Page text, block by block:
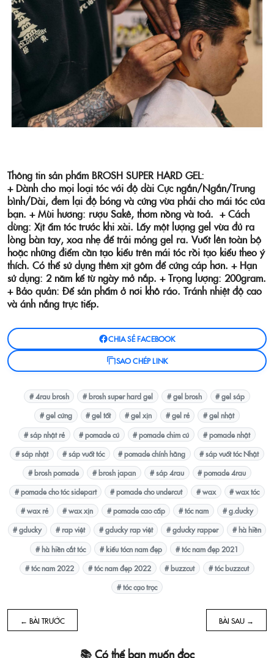
Thông tin sản phẩm BROSH SUPER HARD GEL:
+ Dành cho mọi loại tóc với độ dài Cực ngắn/Ngắn/Trung
bình/Dài, đem lại độ bóng và cứng vừa phải cho mái tóc của
bạn. + Mùi hương: rượu Sakê, thơm nồng và toả. + Cách
dùng: Xịt ẩm tóc trước khi xài. Lấy một lượng gel vừa đủ ra
lòng bàn tay, xoa nhẹ để trải mỏng gel ra. Vuốt lên toàn bộ
hoặc những điểm cần tạo kiểu trên mái tóc rồi tạo kiểu theo ý
thích. Có thể sử dụng thêm xịt gôm để cứng cáp hơn. + Hạn
sử dụng: 2 năm kể từ ngày mở nắp. + Trọng lượng: 200gram.
+ Bảo quản: Để sản phẩm ở nơi khô ráo. Tránh nhiệt độ cao
và ánh nắng trực tiếp.
CHIA SẺ FACEBOOK
SAO CHÉP LINK
# 4rau brosh # brosh super hard gel # gel brosh
# gel sáp
# gel cứng
# gel tốt # gel xịn # gel rẻ
# gel nhật
# sáp nhật rẻ
# pomade cú # pomade chim cú
# pomade nhật
# sáp nhật
# sáp vuốt tóc # pomade chính hãng
# sáp vuốt tóc Nhật
# brosh pomade
# brosh japan # sáp 4rau
# pomade 4rau
# pomade cho tóc sidepart
# pomade cho undercut # wax
# wax tóc
# wax rẻ
# wax xịn # pomade cao cấp # tóc nam
# g.ducky
# gducky
# rap việt # gducky rap việt # gducky rapper
# hà hiền
# hà hiền cắt tóc
# kiểu tócn nam đẹp
# tóc nam đẹp 2021
# tóc nam 2022
# tóc nam đẹp 2022 # buzzcut
# tóc buzzcut
# tóc cạo trọc
← BÀI TRƯỚC BÀI SAU →
📚 Có thể bạn muốn đọc